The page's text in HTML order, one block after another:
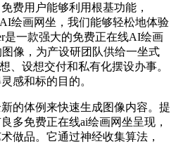
费用户能够利用根基功能，
绘画网坐，我们能够轻松地体验
是一款强大的免费正在线AI绘画
像，为产设研团队供给一坐式
、设想交付和私有化摆设办事。
感和标的目的。
体例来快速生成图像内容。提
多免费正在线ai绘画网坐呈现，
做品。它通过神经收集算法，